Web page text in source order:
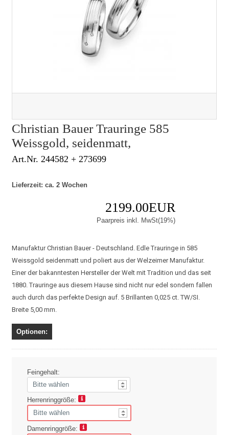
Christian Bauer Trauringe 585
Weissgold, seidenmatt,
Art.Nr. 244582 + 273699
Lieferzeit: ca. 2 Wochen
2199.00EUR
Paarpreis inkl. MwSt(19%)
Manufaktur Christian Bauer - Deutschland. Edle Trauringe in 585
Weissgold seidenmatt und poliert aus der Welzeimer Manufaktur.
Einer der bakanntesten Hersteller der Welt mit Tradition und das seit
1880. Trauringe aus diesem Hause sind nicht nur edel sondern fallen
auch durch das perfekte Design auf. 5 Brillanten 0,025 ct. TW/SI.
Breite 5,00 mm.
Optionen:
Feingehalt:
Herrenringgröße:
Damenringgröße: